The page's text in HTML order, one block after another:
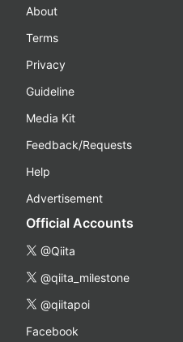
About
Terms
Privacy
Guideline
Media Kit
Feedback/Requests
Help
Advertisement
Official Accounts
@Qiita
@qiita_milestone
@qiitapoi
Facebook